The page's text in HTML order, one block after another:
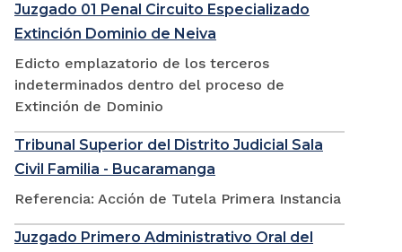
Juzgado 01 Penal Circuito Especializado
Extinción Dominio de Neiva
Edicto emplazatorio de los terceros
indeterminados dentro del proceso de
Extinción de Dominio
Tribunal Superior del Distrito Judicial Sala
Civil Familia - Bucaramanga
Referencia: Acción de Tutela Primera Instancia
Juzgado Primero Administrativo Oral del